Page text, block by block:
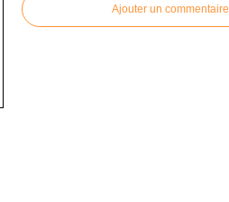
Ajouter un commentaire